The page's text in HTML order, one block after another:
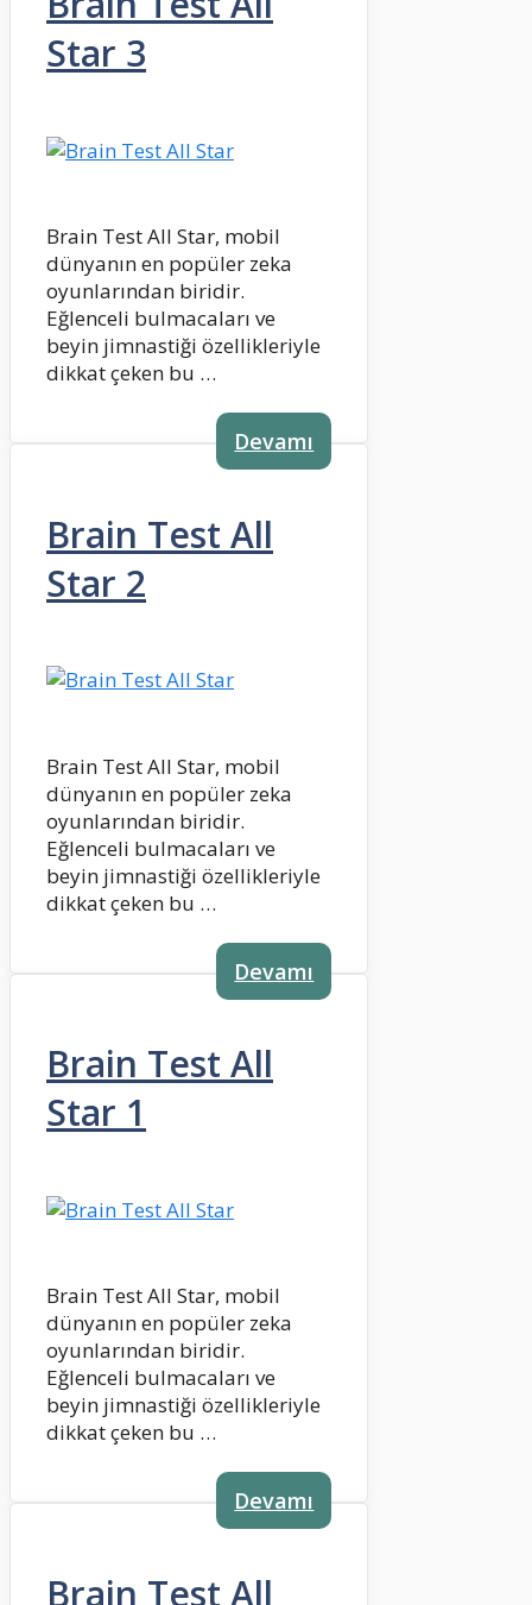
Star 3
Brain Test All Star, mobil
dünyanın en popüler zeka
oyunlarından biridir.
Eğlenceli bulmacaları ve
beyin jimnastiği özellikleriyle
dikkat çeken bu …
Devamı
Brain Test All
Star 2
Brain Test All Star, mobil
dünyanın en popüler zeka
oyunlarından biridir.
Eğlenceli bulmacaları ve
beyin jimnastiği özellikleriyle
dikkat çeken bu …
Devamı
Brain Test All
Star 1
Brain Test All Star, mobil
dünyanın en popüler zeka
oyunlarından biridir.
Eğlenceli bulmacaları ve
beyin jimnastiği özellikleriyle
dikkat çeken bu …
Devamı
Brain Test All